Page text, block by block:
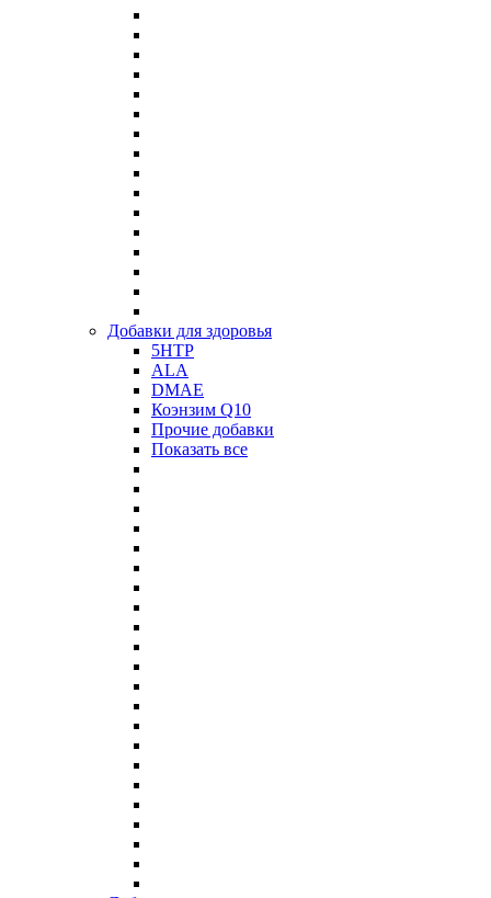
Добавки для здоровья
5HTP
ALA
DMAE
Коэнзим Q10
Прочие добавки
Показать все